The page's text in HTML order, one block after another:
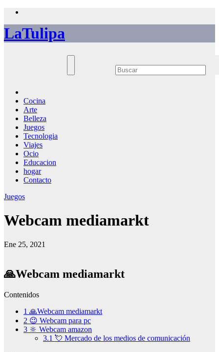
Saltar
contenido
LaTulipa
Cocina
Arte
Belleza
Juegos
Tecnologia
Viajes
Ocio
Educacion
hogar
Contacto
Juegos
Webcam mediamarkt
Ene 25, 2021
🙏Webcam mediamarkt
Contenidos
1 🙏Webcam mediamarkt
2 😉 Webcam para pc
3 🔆 Webcam amazon
3.1 💘 Mercado de los medios de comunicación